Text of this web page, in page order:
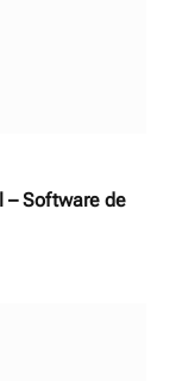
– Software de